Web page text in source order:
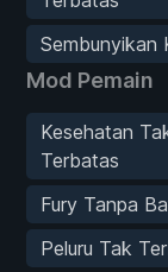
Sembunyikan
Mod Pemain
Kesehatan
Terbatas
Fury Tanpa
Peluru Tak